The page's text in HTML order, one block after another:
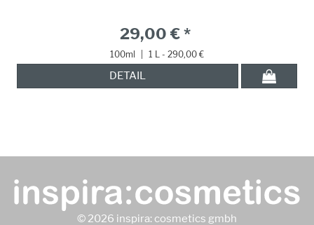
29,00 € *
100ml 1 L - 290,00 €
DETAIL
© 2026 inspira: cosmetics gmbh